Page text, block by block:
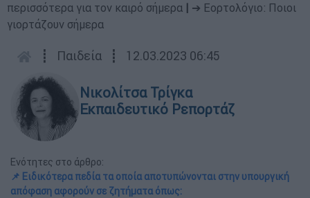
περισσότερα για τον καιρό σήμερα
➔ Εορτολόγιο: Ποιοι
γιορτάζουν σήμερα
┋ Παιδεία ┋ 12.03.2023 06:45
Νικολίτσα Τρίγκα
Εκπαιδευτικό Ρεπορτάζ
Ενότητες στο άρθρο:
📌 Ειδικότερα πεδία τα οποία αποτυπώνονται στην υπουργική
απόφαση αφορούν σε ζητήματα όπως: